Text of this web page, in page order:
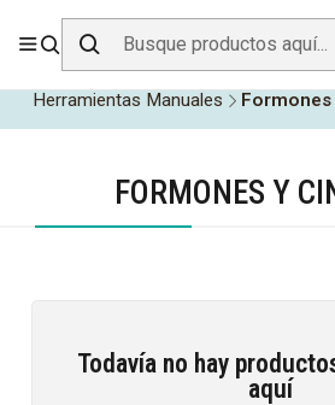
ENVÍO GRATIS SOBRE$19.990
Herramientas Manuales
FORMONES Y
Todavía no hay
aquí